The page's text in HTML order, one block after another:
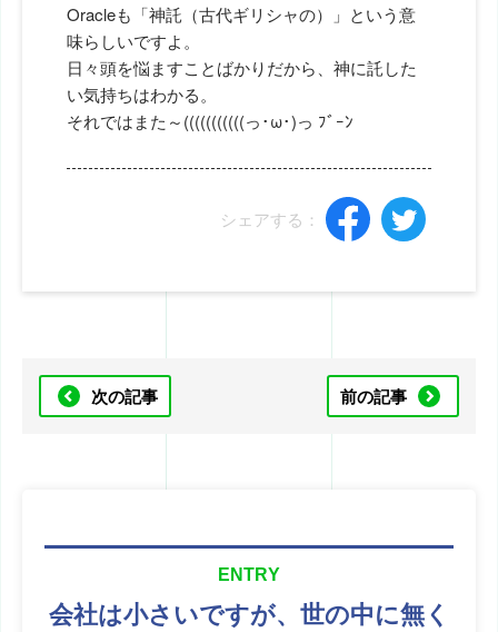
Oracleも「神託（古代ギリシャの）」という意
味らしいですよ。
日々頭を悩ますことばかりだから、神に託した
い気持ちはわかる。
それではまた～(((((((((((っ･ω･)っ ﾌﾞｰﾝ
シェアする：
次の記事 前の記事
ENTRY
会社は小さいですが、 世の中に無く